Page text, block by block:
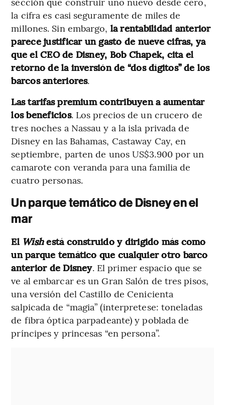
la cifra es casi seguramente de miles de
millones. Sin embargo, la rentabilidad anterior
parece justificar un gasto de nueve cifras, ya
que el CEO de Disney, Bob Chapek, cita el
retorno de la inversión de “dos dígitos” de los
barcos anteriores.
Las tarifas premium contribuyen a aumentar
los beneficios. Los precios de un crucero de
tres noches a Nassau y a la isla privada de
Disney en las Bahamas, Castaway Cay, en
septiembre, parten de unos US$3.900 por un
camarote con veranda para una familia de
cuatro personas.
Un parque temático de Disney en el
mar
El Wishestá construido y dirigido más como
un parque temático que cualquier otro barco
anterior de Disney. El primer espacio que se
ve al embarcar es un Gran Salón de tres pisos,
una versión del Castillo de Cenicienta
salpicada de “magia” (interpretese: toneladas
de fibra óptica parpadeante) y poblada de
príncipes y princesas “en persona”.